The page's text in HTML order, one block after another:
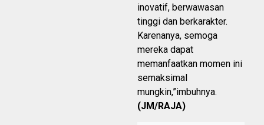
inovatif, berwawasan
tinggi dan berkarakter.
Karenanya, semoga
mereka dapat
memanfaatkan momen ini
semaksimal
mungkin,”imbuhnya.
(JM/RAJA)